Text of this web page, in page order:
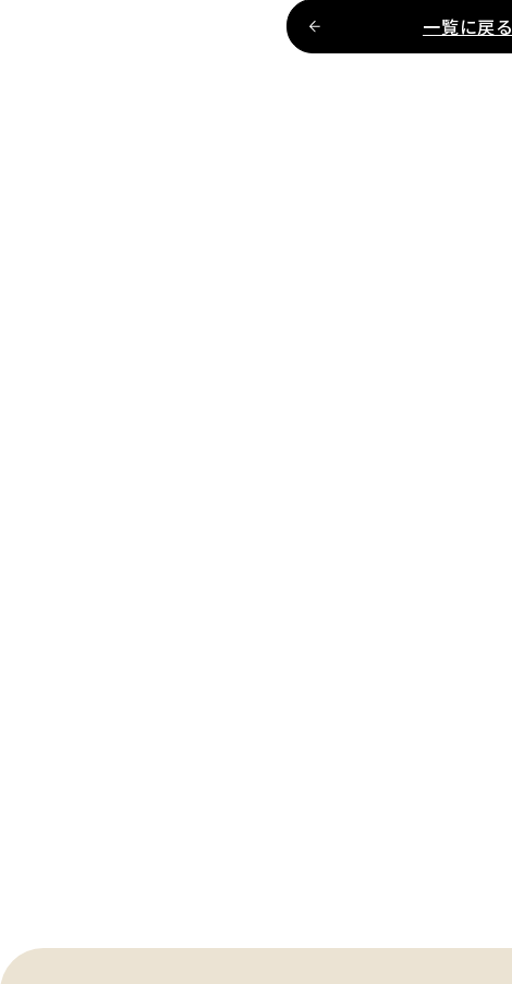
一覧に戻る